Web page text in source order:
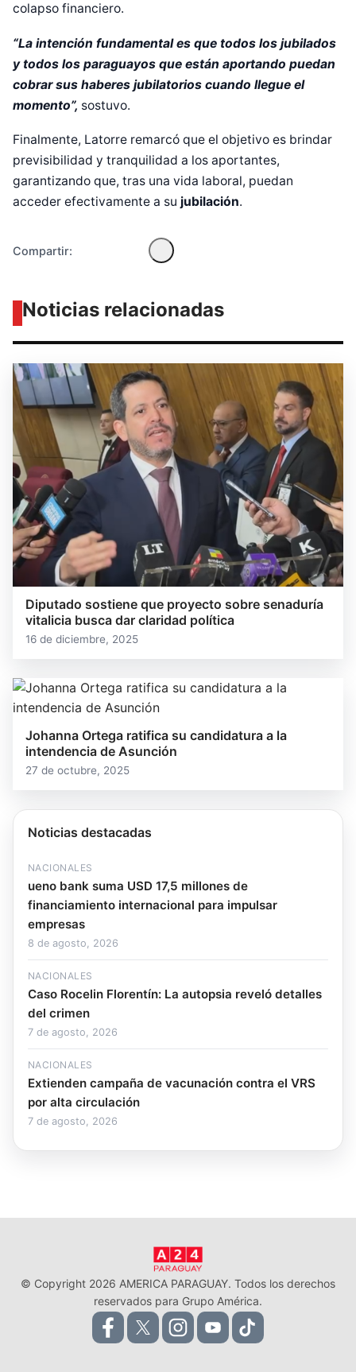
colapso financiero.
“La intención fundamental es que todos los jubilados
y todos los paraguayos que están aportando puedan
cobrar sus haberes jubilatorios cuando llegue el
momento”, sostuvo.
Finalmente, Latorre remarcó que el objetivo es brindar
previsibilidad y tranquilidad a los aportantes,
garantizando que, tras una vida laboral, puedan
acceder efectivamente a su jubilación.
Compartir:
Noticias relacionadas
Diputado sostiene que proyecto sobre senaduría
vitalicia busca dar claridad política
16 de diciembre, 2025
Johanna Ortega ratifica su candidatura a la
intendencia de Asunción
27 de octubre, 2025
Noticias destacadas
NACIONALES
ueno bank suma USD 17,5 millones de
financiamiento internacional para impulsar
empresas
8 de agosto, 2026
NACIONALES
Caso Rocelin Florentín: La autopsia reveló detalles
del crimen
7 de agosto, 2026
NACIONALES
Extienden campaña de vacunación contra el VRS
por alta circulación
7 de agosto, 2026
© Copyright 2026 AMERICA PARAGUAY. Todos los derechos
reservados para Grupo América.